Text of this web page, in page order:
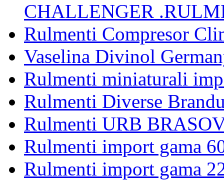
CHALLENGER
Rulmenti Compresor
Vaselina Divinol
Rulmenti miniaturali
Rulmenti Diverse
Rulmenti URB
Rulmenti import gama
Rulmenti import gama